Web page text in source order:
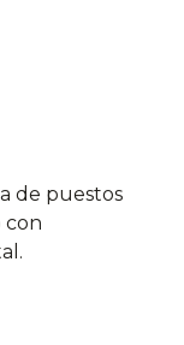
de puestos
con